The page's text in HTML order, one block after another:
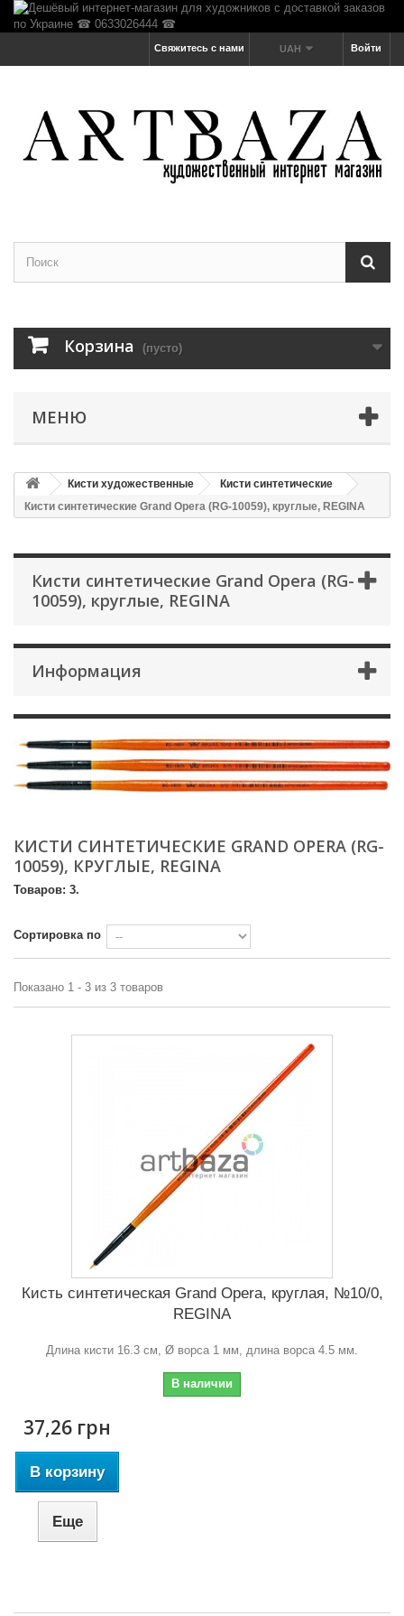
Войти
UAH
Свяжитесь с нами
Корзина (пусто)
МЕНЮ
Кисти художественные
Кисти синтетические
Кисти синтетические Grand Opera (RG-10059), круглые, REGINA
Кисти синтетические Grand Opera (RG-
10059), круглые, REGINA
Информация
КИСТИ СИНТЕТИЧЕСКИЕ GRAND OPERA (RG-
10059), КРУГЛЫЕ, REGINA
Товаров: 3.
Сортировка по
Показано 1 - 3 из 3 товаров
Кисть синтетическая Grand Opera, круглая, №10/0,
REGINA
Длина кисти 16.3 см, Ø ворса 1 мм, длина ворса 4.5 мм.
В наличии
37,26 грн
В корзину
Еще